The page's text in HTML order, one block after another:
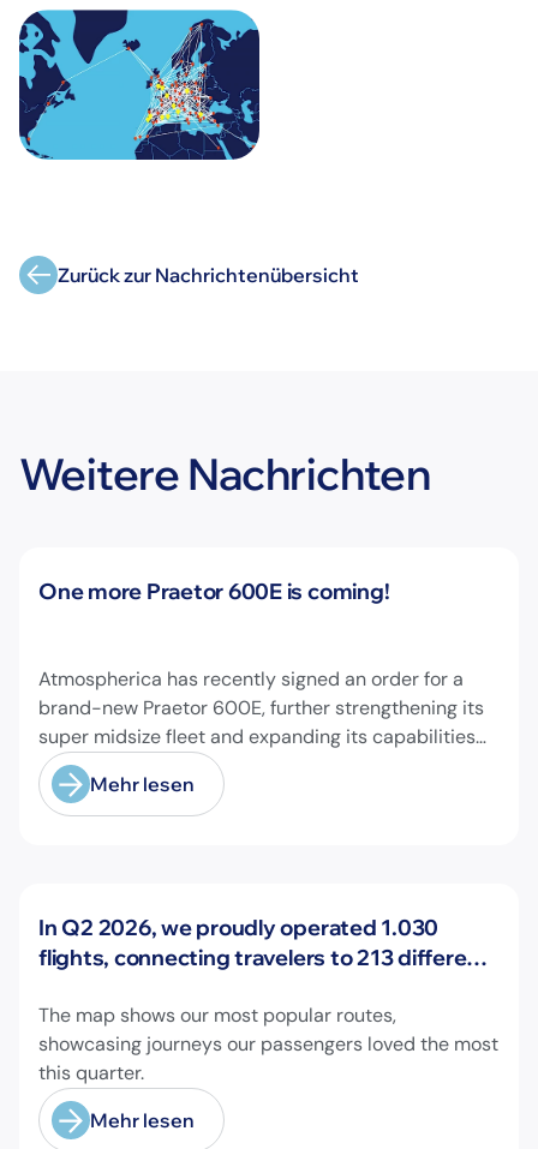
Zurück zur Nachrichtenübersicht
Weitere Nachrichten
Neuigkeiten
One more Praetor 600E is coming!
Atmospherica has recently signed an order for a
brand-new Praetor 600E, further strengthening its
super midsize fleet and expanding its capabilities
on longer-range missions!
Mehr lesen
Neuigkeiten
In Q2 2026, we proudly operated 1.030
flights, connecting travelers to 213 different
The map shows our most popular routes,
showcasing journeys our passengers loved the most
this quarter.
Mehr lesen